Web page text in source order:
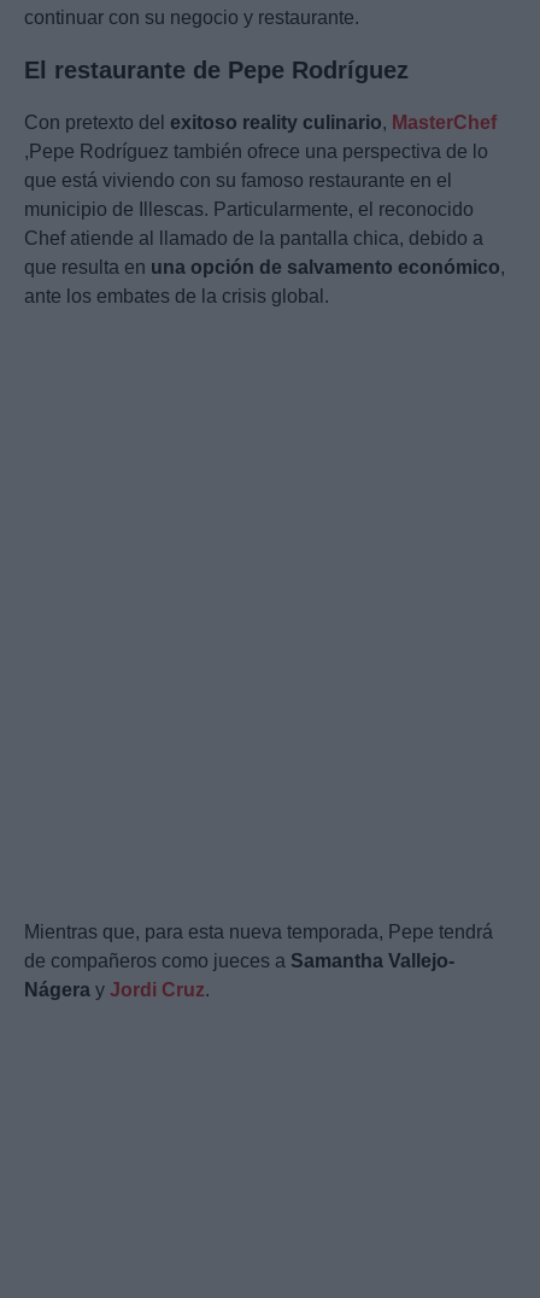
continuar con su negocio y restaurante.
El restaurante de Pepe Rodríguez
Con pretexto del exitoso reality culinario, MasterChef
,Pepe Rodríguez también ofrece una perspectiva de lo
que está viviendo con su famoso restaurante en el
municipio de Illescas. Particularmente, el reconocido
Chef atiende al llamado de la pantalla chica, debido a
que resulta en una opción de salvamento económico,
ante los embates de la crisis global.
Mientras que, para esta nueva temporada, Pepe tendrá
de compañeros como jueces a Samantha Vallejo-
Nágera y Jordi Cruz.